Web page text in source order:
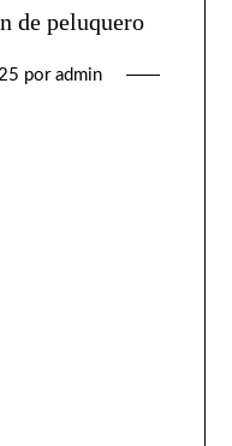
de peluquero
por admin